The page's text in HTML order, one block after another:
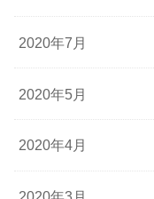
2020年7月
2020年5月
2020年4月